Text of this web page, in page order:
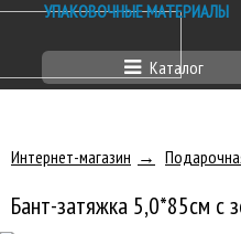
УПАКОВОЧНЫЕ МАТЕРИАЛЫ
Каталог
Интернет-магазин
Бант-затяжка 5,0*85см с